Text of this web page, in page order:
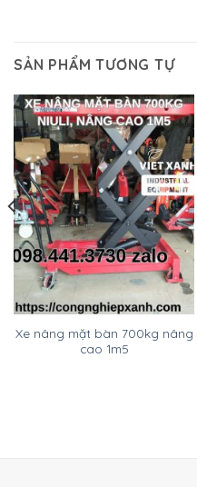
SẢN PHẨM TƯƠNG TỰ
Xe nâng mặt bàn 700kg nâng
cao 1m5